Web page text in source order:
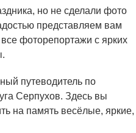
но не сделали фото
представляем вам
все фоторепортажи с ярких
путеводитель по
Серпухов. Здесь вы
на память весёлые, яркие,